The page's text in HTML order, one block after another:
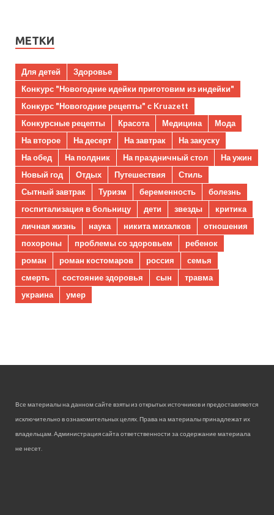
МЕТКИ
Для детей
Здоровье
Конкурс "Новогодние идейки приготовим из индейки"
Конкурс "Новогодние рецепты" с Kruazett
Конкурсные рецепты
Красота Медицина
Мода
На второе
На десерт На завтрак
На закуску
На обед
На полдник На праздничный стол
На ужин
Новый год
Отдых Путешествия
Стиль
Сытный завтрак
Туризм беременность
болезнь
госпитализация в больницу
дети звезды
критика
личная жизнь
наука никита михалков
отношения
похороны
проблемы со здоровьем
ребенок
роман
роман костомаров россия
семья
смерть
состояние здоровья сын
травма
украина
умер
Все материалы на данном сайте взяты из открытых источников и предоставляются
исключительно в ознакомительных целях. Права на материалы принадлежат их
владельцам. Администрация сайта ответственности за содержание материала
не несет.